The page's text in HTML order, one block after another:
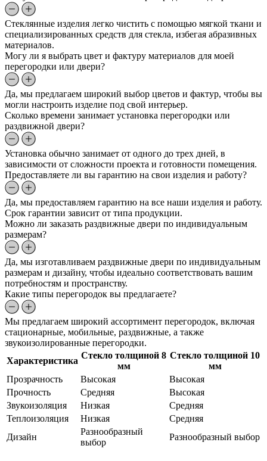
Стеклянные изделия легко чистить с помощью мягкой ткани и
специализированных средств для стекла, избегая абразивных
материалов.
Могу ли я выбрать цвет и фактуру материалов для моей
перегородки или двери?
Да, мы предлагаем широкий выбор цветов и фактур, чтобы вы
могли настроить изделие под свой интерьер.
Сколько времени занимает установка перегородки или
раздвижной двери?
Установка обычно занимает от одного до трех дней, в
зависимости от сложности проекта и готовности помещения.
Предоставляете ли вы гарантию на свои изделия и работу?
Да, мы предоставляем гарантию на все наши изделия и работу.
Срок гарантии зависит от типа продукции.
Можно ли заказать раздвижные двери по индивидуальным
размерам?
Да, мы изготавливаем раздвижные двери по индивидуальным
размерам и дизайну, чтобы идеально соответствовать вашим
потребностям и пространству.
Какие типы перегородок вы предлагаете?
Мы предлагаем широкий ассортимент перегородок, включая
стационарные, мобильные, раздвижные, а также
звукоизолированные перегородки.
Характеристика
Стекло толщиной 8
мм
Стекло толщиной 10
мм
Прозрачность
Высокая
Высокая
Прочность
Средняя
Высокая
Звукоизоляция
Низкая
Средняя
Теплоизоляция
Низкая
Средняя
Дизайн
Разнообразный
выбор
Разнообразный выбор